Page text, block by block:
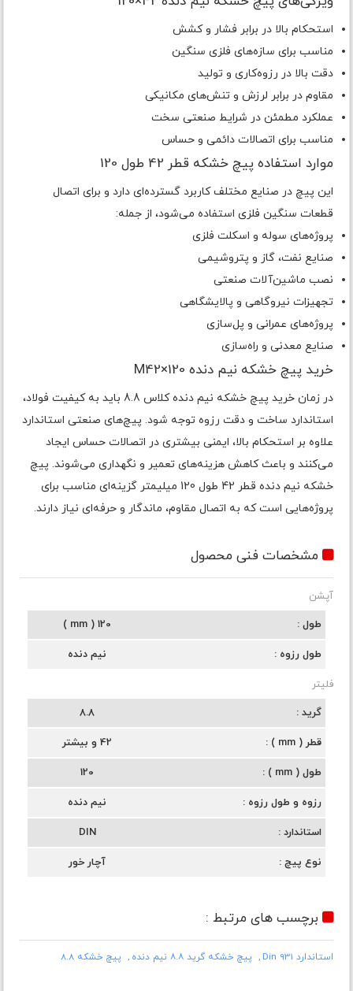
استحکام بالا در برابر فشار و کشش
مناسب برای سازه‌های فلزی سنگین
دقت بالا در رزوه‌کاری و تولید
مقاوم در برابر لرزش و تنش‌های مکانیکی
عملکرد مطمئن در شرایط صنعتی سخت
مناسب برای اتصالات دائمی و حساس
موارد استفاده پیچ خشکه قطر 42 طول 120
این پیچ در صنایع مختلف کاربرد گسترده‌ای دارد و برای اتصال
قطعات سنگین فلزی استفاده می‌شود، از جمله:
پروژه‌های سوله و اسکلت فلزی
صنایع نفت، گاز و پتروشیمی
نصب ماشین‌آلات صنعتی
تجهیزات نیروگاهی و پالایشگاهی
پروژه‌های عمرانی و پل‌سازی
صنایع معدنی و راه‌سازی
خرید پیچ خشکه نیم دنده M42×120
در زمان خرید پیچ خشکه نیم دنده کلاس 8.8 باید به کیفیت فولاد،
استاندارد ساخت و دقت رزوه توجه شود. پیچ‌های صنعتی استاندارد
علاوه بر استحکام بالا، ایمنی بیشتری در اتصالات حساس ایجاد
می‌کنند و باعث کاهش هزینه‌های تعمیر و نگهداری می‌شوند. پیچ
خشکه نیم دنده قطر 42 طول 120 میلیمتر گزینه‌ای مناسب برای
پروژه‌هایی است که به اتصال مقاوم، ماندگار و حرفه‌ای نیاز دارند.
مشخصات فنی محصول
آپشن
طول
120 ( mm )
طول رزوه نیم دنده
فلیتر
گرید
8.8
قطر ( mm ) 42 و بیشتر
طول ( mm ) 120
رزوه و طول رزوه نیم دنده
استاندارد DIN
نوع پیچ آچار خور
برچسب های مرتبط :
استاندارد Din 931 پیچ خشکه گرید ۸.۸ نیم دنده پیچ خشکه 8.8